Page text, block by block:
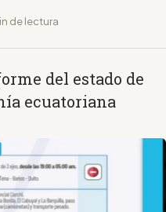
de lectura
del estado de
ecuatoriana